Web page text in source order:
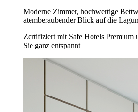
Moderne Zimmer, hochwertige
atemberaubender Blick auf die
Zertifiziert mit Safe Hotels Premium
Sie ganz entspannt